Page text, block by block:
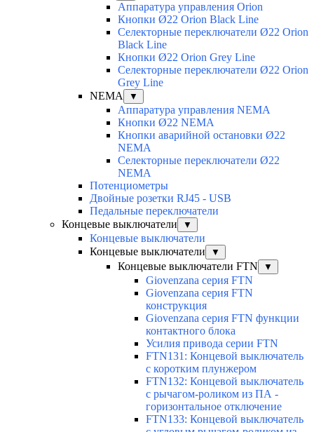
Аппаратура управления Orion
Кнопки Ø22 Orion Black Line
Селекторные переключатели Ø22 Orion
Black Line
Кнопки Ø22 Orion Grey Line
Селекторные переключатели Ø22 Orion
Grey Line
NEMA
▼
Аппаратура управления NEMA
Кнопки Ø22 NEMA
Кнопки аварийной остановки Ø22
NEMA
Селекторные переключатели Ø22
NEMA
Потенциометры
Двойные розетки RJ45 - USB
Педальные переключатели
Концевые выключатели
▼
Концевые выключатели
Концевые выключатели
▼
Концевые выключатели FTN ▼
Giovenzana серия FTN
Giovenzana серия FTN
конструкция
Giovenzana серия FTN функции
контактного блока
Усилия привода серии FTN
FTN131: Концевой выключатель
с коротким плунжером
FTN132: Концевой выключатель
с рычагом-роликом из ПА -
горизонтальное отключение
FTN133: Концевой выключатель